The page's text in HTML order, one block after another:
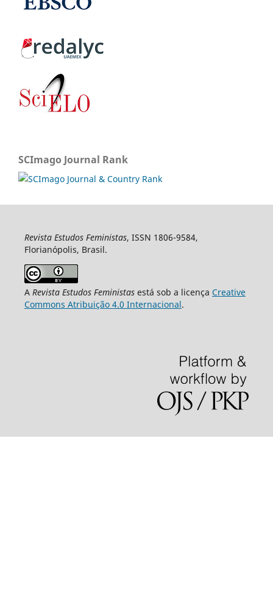
SCImago Journal Rank
Revista Estudos Feministas, ISSN 1806-9584,
Florianópolis, Brasil.
A Revista Estudos Feministasestá sob a licença Creative
Commons Atribuição 4.0 Internacional.